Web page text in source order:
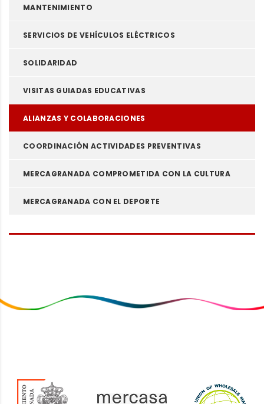
MANTENIMIENTO
SERVICIOS DE VEHÍCULOS ELÉCTRICOS
SOLIDARIDAD
VISITAS GUIADAS EDUCATIVAS
ALIANZAS Y COLABORACIONES
COORDINACIÓN ACTIVIDADES PREVENTIVAS
MERCAGRANADA COMPROMETIDA CON LA CULTURA
MERCAGRANADA CON EL DEPORTE